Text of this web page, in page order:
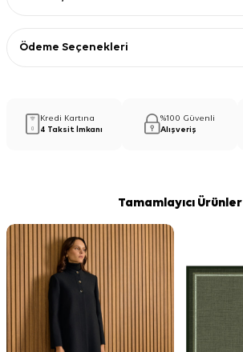
Ödeme Seçenekleri
Kredi Kartına
4 Taksit İmkanı
%100 Güvenli
Alışveriş
Tamamlayıcı Ürünler